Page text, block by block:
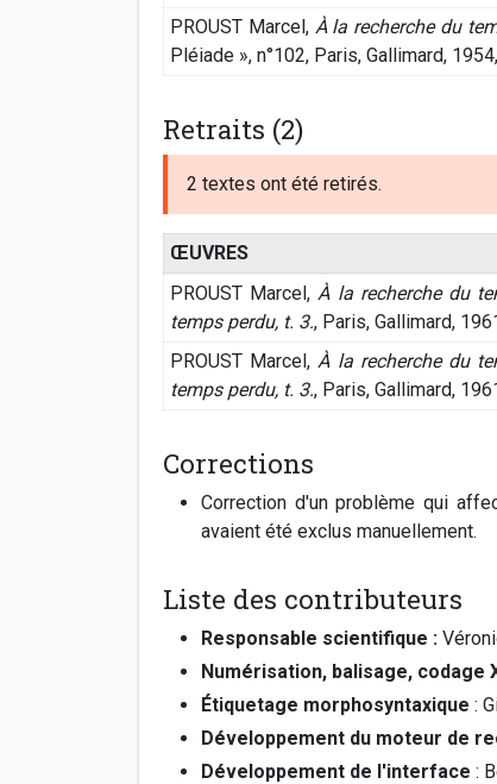
PROUST Marcel, À la recherche du
Pléiade », n°102, Paris, Gallimard,
Retraits (2)
2 textes ont été retirés.
ŒUVRES
PROUST Marcel, À la recherche du
temps perdu, t. 3., Paris, Gallimard,
PROUST Marcel, À la recherche du
temps perdu, t. 3., Paris, Gallimard,
Corrections
Correction d'un problème qui
avaient été exclus manuellement.
Liste des contributeurs
Responsable scientifique :
Numérisation, balisage, codage
Étiquetage morphosyntaxique :
Développement du moteur de
Développement de l'interface :